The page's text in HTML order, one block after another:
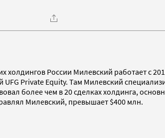
холдингов России Милевский работает с
Private Equity. Там Милевский
более чем в 20 сделках холдинга,
Милевский, превышает $400 млн.